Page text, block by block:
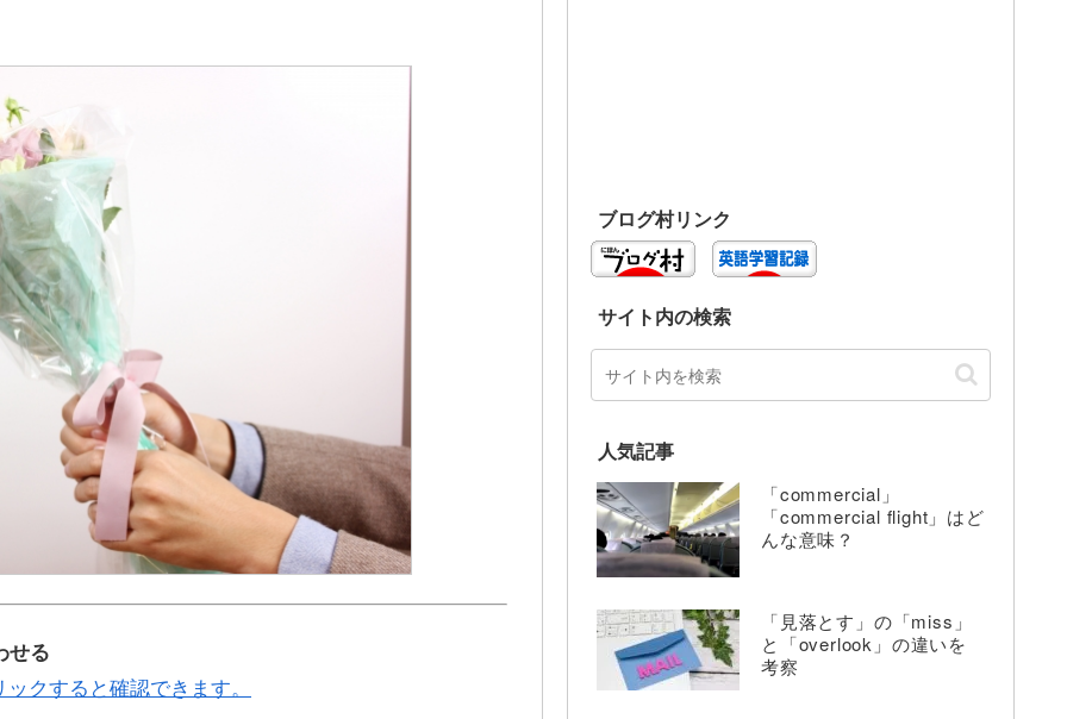
せる
クすると確認できます。
ブログ村リンク
サイト内の検索
人気記事
「commercial」
「commercial flight」はど
んな意味？
「見落とす」の「miss」
と「overlook」の違いを
考察